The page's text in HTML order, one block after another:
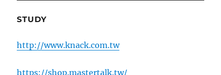
STUDY
http://www.knack.com.tw
https://shop.mastertalk.tw/